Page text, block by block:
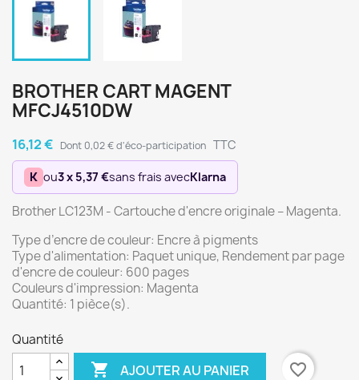
BROTHER CART MAGENT
MFCJ4510DW
16,12 € Dont 0,02 € d'éco-participation TTC
K ou3 x 5,37 €sans frais avecKlarna
Brother LC123M - Cartouche d'encre originale – Magenta.
Type d’encre de couleur: Encre à pigments
Type d'alimentation: Paquet unique, Rendement par page
d'encre de couleur: 600 pages
Couleurs d'impression: Magenta
Quantité: 1 pièce(s).
Quantité
 AJOUTER AU PANIER favorite_border